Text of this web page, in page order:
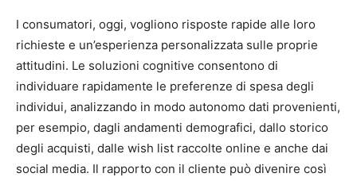
I consumatori, oggi, vogliono risposte rapide alle loro
richieste e un’esperienza personalizzata sulle proprie
attitudini. Le soluzioni cognitive consentono di
individuare rapidamente le preferenze di spesa degli
individui, analizzando in modo autonomo dati provenienti,
per esempio, dagli andamenti demografici, dallo storico
degli acquisti, dalle wish list raccolte online e anche dai
social media. Il rapporto con il cliente può divenire così